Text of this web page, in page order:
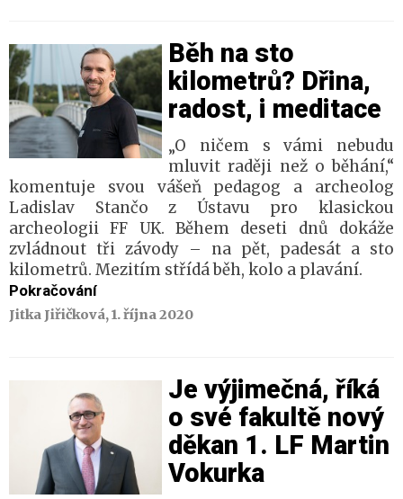
Běh na sto
kilometrů? Dřina,
radost, i meditace
„O ničem s vámi nebudu
mluvit raději než o běhání,“
komentuje svou vášeň pedagog a archeolog
Ladislav Stančo z Ústavu pro klasickou
archeologii FF UK. Během deseti dnů dokáže
zvládnout tři závody – na pět, padesát a sto
kilometrů. Mezitím střídá běh, kolo a plavání.
Pokračování
Jitka Jiřičková, 1. října 2020
Je výjimečná, říká
o své fakultě nový
děkan 1. LF Martin
Vokurka